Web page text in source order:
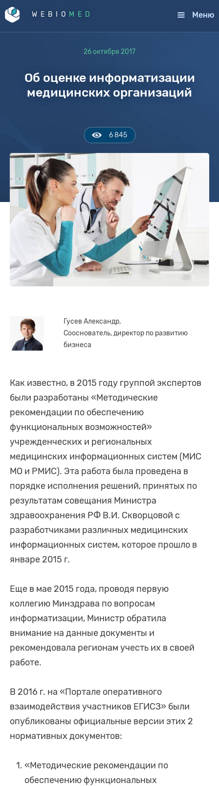
WEBIO MED Меню
26 октября 2017
Об оценке информатизации
медицинских организаций
6 845
Гусев Александр,
Сооснователь, директор по развитию
бизнеса
Как известно, в 2015 году группой экспертов
были разработаны «Методические
рекомендации по обеспечению
функциональных возможностей»
учрежденческих и региональных
медицинских информационных систем (МИС
МО и РМИС). Эта работа была проведена в
порядке исполнения решений, принятых по
результатам совещания Министра
здравоохранения РФ В.И. Скворцовой с
разработчиками различных медицинских
информационных систем, которое прошло в
январе 2015 г.
Еще в мае 2015 года, проводя первую
коллегию Минздрава по вопросам
информатизации, Министр обратила
внимание на данные документы и
рекомендовала регионам учесть их в своей
работе.
В 2016 г. на «Портале оперативного
взаимодействия участников ЕГИСЗ» были
опубликованы официальные версии этих 2
нормативных документов:
«Методические рекомендации по
обеспечению функциональных